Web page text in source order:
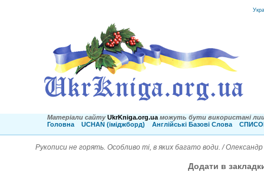
Матеріали сайту UkrKniga.org.ua можуть бути використані
Головна
UCHAN (іміджборд) Англійські Базові Слова
Рукописи не горять. Особливо ті, в яких багато води. /
Додати в